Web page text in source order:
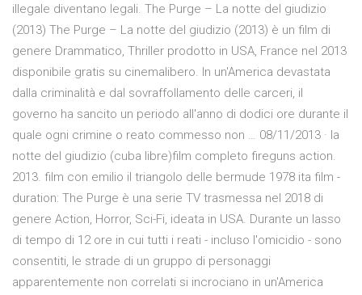
illegale diventano legali. The Purge – La notte del giudizio
(2013) The Purge – La notte del giudizio (2013) è un film di
genere Drammatico, Thriller prodotto in USA, France nel 2013
disponibile gratis su cinemalibero. In un'America devastata
dalla criminalità e dal sovraffollamento delle carceri, il
governo ha sancito un periodo all'anno di dodici ore durante il
quale ogni crimine o reato commesso non … 08/11/2013 · la
notte del giudizio (cuba libre)film completo fireguns action.
2013. film con emilio il triangolo delle bermude 1978 ita film -
duration: The Purge è una serie TV trasmessa nel 2018 di
genere Action, Horror, Sci-Fi, ideata in USA. Durante un lasso
di tempo di 12 ore in cui tutti i reati - incluso l'omicidio - sono
consentiti, le strade di un gruppo di personaggi
apparentemente non correlati si incrociano in un'America